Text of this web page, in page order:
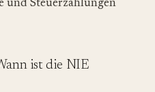
und Steuerzahlungen
ist die NIE